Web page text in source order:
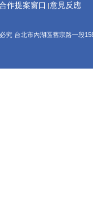
作提案窗口 意見反應
究 台北市內湖區舊宗路一段